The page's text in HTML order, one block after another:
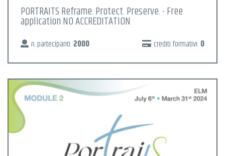
PORTRAITS Reframe. Protect. Preserve. - Free
application NO ACCREDITATION
n. partecipanti: 2000 crediti formativi: 0